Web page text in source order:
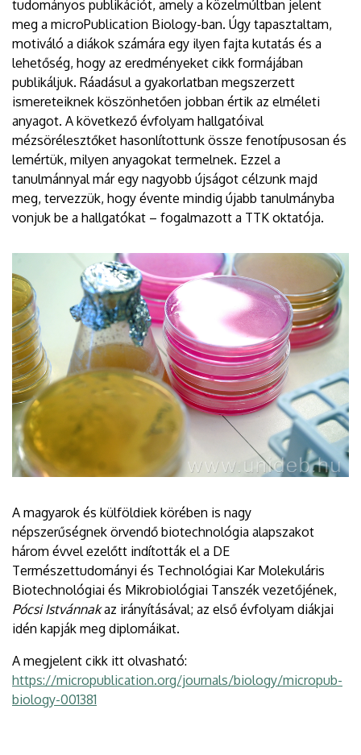
tudományos publikációt, amely a közelmúltban jelent
meg a microPublication Biology-ban. Úgy tapasztaltam,
motiváló a diákok számára egy ilyen fajta kutatás és a
lehetőség, hogy az eredményeket cikk formájában
publikáljuk. Ráadásul a gyakorlatban megszerzett
ismereteiknek köszönhetően jobban értik az elméleti
anyagot. A következő évfolyam hallgatóival
mézsörélesztőket hasonlítottunk össze fenotípusosan és
lemértük, milyen anyagokat termelnek. Ezzel a
tanulmánnyal már egy nagyobb újságot célzunk majd
meg, tervezzük, hogy évente mindig újabb tanulmányba
vonjuk be a hallgatókat – fogalmazott a TTK oktatója.
A magyarok és külföldiek körében is nagy
népszerűségnek örvendő biotechnológia alapszakot
három évvel ezelőtt indították el a DE
Természettudományi és Technológiai Kar Molekuláris
Biotechnológiai és Mikrobiológiai Tanszék vezetőjének,
Pócsi Istvánnakaz irányításával; az első évfolyam diákjai
idén kapják meg diplomáikat.
A megjelent cikk itt olvasható:
https://micropublication.org/journals/biology/micropub-
biology-001381